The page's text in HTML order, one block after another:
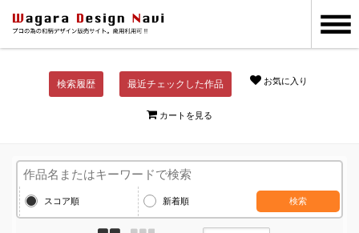
検索履歴 最近チェックした作品 お気に入り
カートを見る
スコア順 新着順 検索